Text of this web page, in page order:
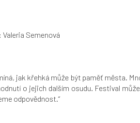
Semenová
jak křehká může být paměť města.
o jejich dalším osudu. Festival
odpovědnost.“